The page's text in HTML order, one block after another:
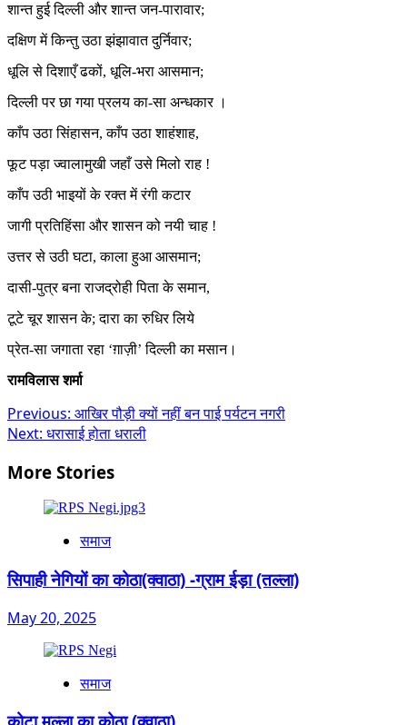
शान्त हुई दिल्ली और शान्त जन-पारावार;
दक्षिण में किन्तु उठा झंझावात दुर्निवार;
धूलि से दिशाएँ ढकों, धूलि-भरा आसमान;
दिल्ली पर छा गया प्रलय का-सा अन्धकार ।
काँप उठा सिंहासन, काँप उठा शाहंशाह,
फूट पड़ा ज्वालामुखी जहाँ उसे मिलो राह !
काँप उठी भाइयों के रक्त में रंगी कटार
जागी प्रतिहिंसा और शासन को नयी चाह !
उत्तर से उठी घटा, काला हुआ आसमान;
दासी-पुत्र बना राजद्रोही पिता के समान,
टूटे चूर शासन के; दारा का रुधिर लिये
प्रेत-सा जगाता रहा ‘ग़ाज़ी’ दिल्ली का मसान।
रामविलास शर्मा
Post
navigation
Previous: आखिर पौड़ी क्यों नहीं बन पाई पर्यटन नगरी
Next: धरासाई होता धराली
More Stories
समाज
सिपाही नेगियों का कोठा(क्वाठा) -ग्राम ईड़ा (तल्ला)
May 20, 2025
समाज